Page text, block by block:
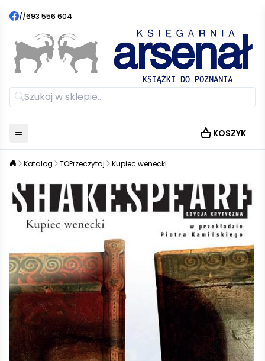
//693 556 604
KOSZYK
Katalog TOPrzeczytaj Kupiec wenecki